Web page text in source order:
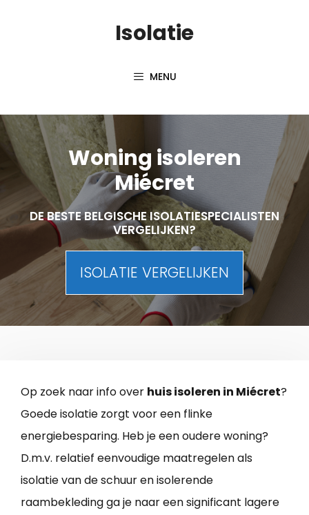
Isolatie
MENU
Woning isoleren
Miécret
DE BESTE BELGISCHE ISOLATIESPECIALISTEN
VERGELIJKEN?
ISOLATIE VERGELIJKEN
Op zoek naar info over huis isoleren in Miécret?
Goede isolatie zorgt voor een flinke
energiebesparing. Heb je een oudere woning?
D.m.v. relatief eenvoudige maatregelen als
isolatie van de schuur en isolerende
raambekleding ga je naar een significant lagere